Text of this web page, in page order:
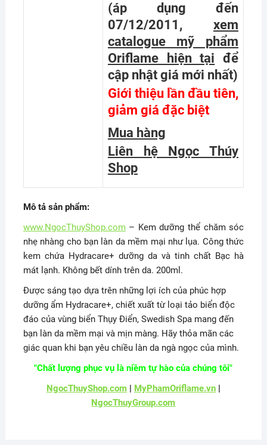
(áp dụng đến
07/12/2011, xem
catalogue mỹ phẩm
Oriflame hiện tại để
cập nhật giá mới nhất)
Giới thiệu lần đầu tiên,
giảm giá đặc biệt
Mua hàng
Liên hệ Ngọc Thúy
Shop
Mô tả sản phẩm:
www.NgocThuyShop.com– Kem dưỡng thể chăm sóc
nhẹ nhàng cho bạn làn da mềm mại như lụa. Công thức
kem chứa Hydracare+ dưỡng da và tinh chất Bạc hà
mát lạnh. Không bết dính trên da. 200ml.
Được sáng tạo dựa trên những lợi ích của phúc hợp
dưỡng ẩm Hydracare+, chiết xuất từ loại tảo biển độc
đáo của vùng biển Thụy Điển, Swedish Spa mang đến
bạn làn da mềm mại và mịn màng. Hãy thỏa mãn các
giác quan khi bạn yêu chiều làn da ngà ngọc của mình.
"Chất lượng phục vụ là niềm tự hào của chúng tôi"
NgocThuyShop.com| MyPhamOriflame.vn|
NgocThuyGroup.com